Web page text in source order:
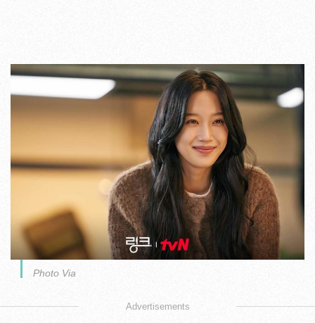
Photo Via
Advertisements